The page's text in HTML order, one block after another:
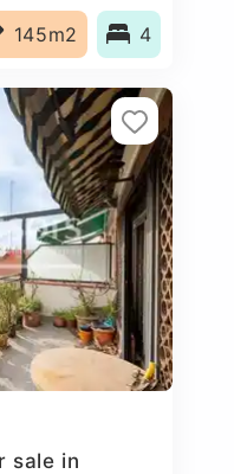
145m2 4
sale in